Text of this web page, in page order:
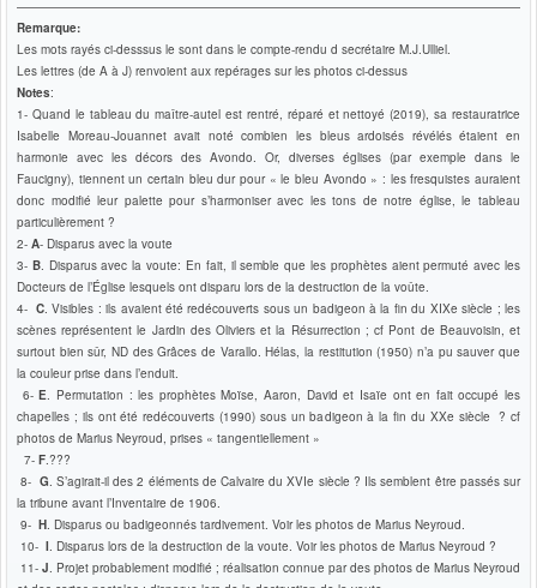
Remarque:
Les mots rayés ci-desssus le sont dans le compte-rendu d secrétaire M.J.Ulliel.
Les lettres (de A à J) renvoient aux repérages sur les photos ci-dessus
Notes:
1- Quand le tableau du maître-autel est rentré, réparé et nettoyé (2019), sa restauratrice
Isabelle Moreau-Jouannet avait noté combien les bleus ardoisés révélés étaient en
harmonie avec les décors des Avondo. Or, diverses églises (par exemple dans le
Faucigny), tiennent un certain bleu dur pour « le bleu Avondo » : les fresquistes auraient
donc modifié leur palette pour s’harmoniser avec les tons de notre église, le tableau
particulièrement ?
2- A- Disparus avec la voute
3- B. Disparus avec la voute: En fait, il semble que les prophètes aient permuté avec les
Docteurs de l’Église lesquels ont disparu lors de la destruction de la voûte.
4- C. Visibles : ils avaient été redécouverts sous un badigeon à la fin du XIXe siècle ; les
scènes représentent le Jardin des Oliviers et la Résurrection ; cf Pont de Beauvoisin, et
surtout bien sûr, ND des Grâces de Varallo. Hélas, la restitution (1950) n’a pu sauver que
la couleur prise dans l’enduit.
6-E. Permutation : les prophètes Moïse, Aaron, David et Isaïe ont en fait occupé les
chapelles ; ils ont été redécouverts (1990) sous un badigeon à la fin du XXe siècle ? cf
photos de Marius Neyroud, prises « tangentiellement »
7- F.???
8- G. S’agirait-il des 2 éléments de Calvaire du XVIe siècle ? Ils semblent être passés sur
la tribune avant l’Inventaire de 1906.
9- H. Disparus ou badigeonnés tardivement. Voir les photos de Marius Neyroud.
10- I. Disparus lors de la destruction de la voute. Voir les photos de Marius Neyroud ?
11- J. Projet probablement modifié ; réalisation connue par des photos de Marius Neyroud